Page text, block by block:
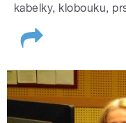
kabelky, klobouku,